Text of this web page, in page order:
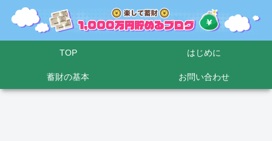
TOP はじめに
蓄財の基本 お問い合わせ